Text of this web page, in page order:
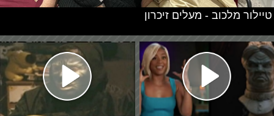
טיילור מלכוב - מעלים זיכרון